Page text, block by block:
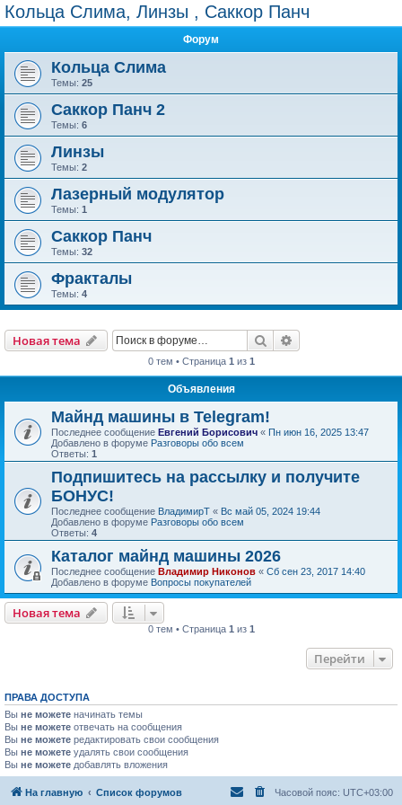
Кольца Слима, Линзы , Саккор Панч
Форум
Кольца Слима
Темы: 25
Саккор Панч 2
Темы: 6
Линзы
Темы: 2
Лазерный модулятор
Темы: 1
Саккор Панч
Темы: 32
Фракталы
Темы: 4
Новая тема Поиск
0 тем • Страница 1 из 1
Объявления
Майнд машины в Telegram!
Последнее сообщение Евгений Борисович « Пн июн 16, 2025 13:47
Добавлено в форуме Разговоры обо всем
Ответы: 1
Подпишитесь на рассылку и получите
БОНУС!
Последнее сообщение ВладимирТ « Вс май 05, 2024 19:44
Добавлено в форуме Разговоры обо всем
Ответы: 4
Каталог майнд машины 2026
Последнее сообщение Владимир Никонов « Сб сен 23, 2017 14:40
Добавлено в форуме Вопросы покупателей
Новая тема
0 тем • Страница 1 из 1
Перейти
ПРАВА ДОСТУПА
Вы не можете начинать темы
Вы не можете отвечать на сообщения
Вы не можете редактировать свои сообщения
Вы не можете удалять свои сообщения
Вы не можете добавлять вложения
На главную Список форумов Часовой пояс: UTC+03:00